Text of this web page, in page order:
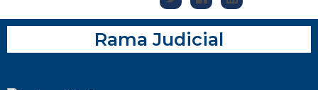
Rama Judicial